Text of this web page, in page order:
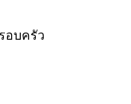
อบครัว